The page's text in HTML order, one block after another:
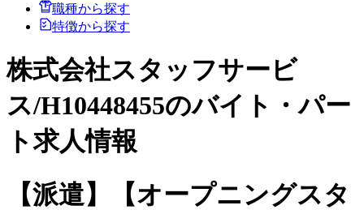
職種から探す
特徴から探す
株式会社スタッフサービ
ス/H10448455のバイト・パー
ト求人情報
【派遣】【オープニングスタ